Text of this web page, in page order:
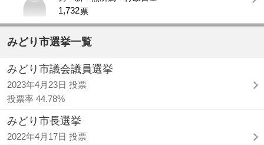
1,732票
みどり市選挙一覧
みどり市議会議員選挙
2023年4月23日 投票
投票率 44.78%
みどり市長選挙
2022年4月17日 投票